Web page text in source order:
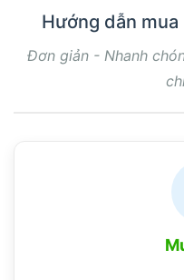
Hướng dẫn mua
Đơn giản - Nhanh